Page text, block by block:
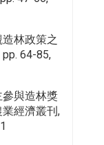
林政策之
64-85,
與造林獎
經濟叢刊,